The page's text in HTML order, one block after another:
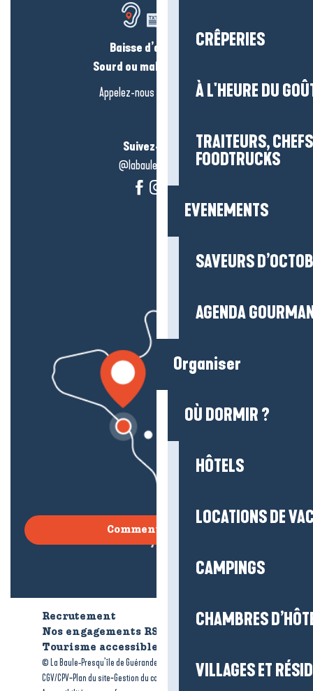
CRÊPERIES
À L'HEURE DU
TRAITEURS,
FOODTRUCKS
EVENEMENTS
SAVEURS
AGENDA
Organiser
OÙ DORMIR ?
HÔTELS
LOCATIONS DE
CAMPINGS
CHAMBRES
VILLAGES ET
Baisse d’audition ?
Sourd ou malentendant ?
Appelez-nous en
cliquant-ici
Suivez-nous !
@labauleguérande
Comment venir ?
Recrutement
Qui sommes-nous ?
Nos engagements RSE
Tourisme accessible
© La Baule-Presqu’île de Guérande tourisme Mentions légales-
CGV/CPV-Plan du site-Gestion du consentement -